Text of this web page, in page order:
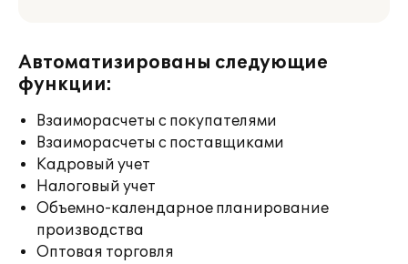
Автоматизированы следующие
функции:
Взаиморасчеты с покупателями
Взаиморасчеты с поставщиками
Кадровый учет
Налоговый учет
Объемно-календарное планирование
производства
Оптовая торговля